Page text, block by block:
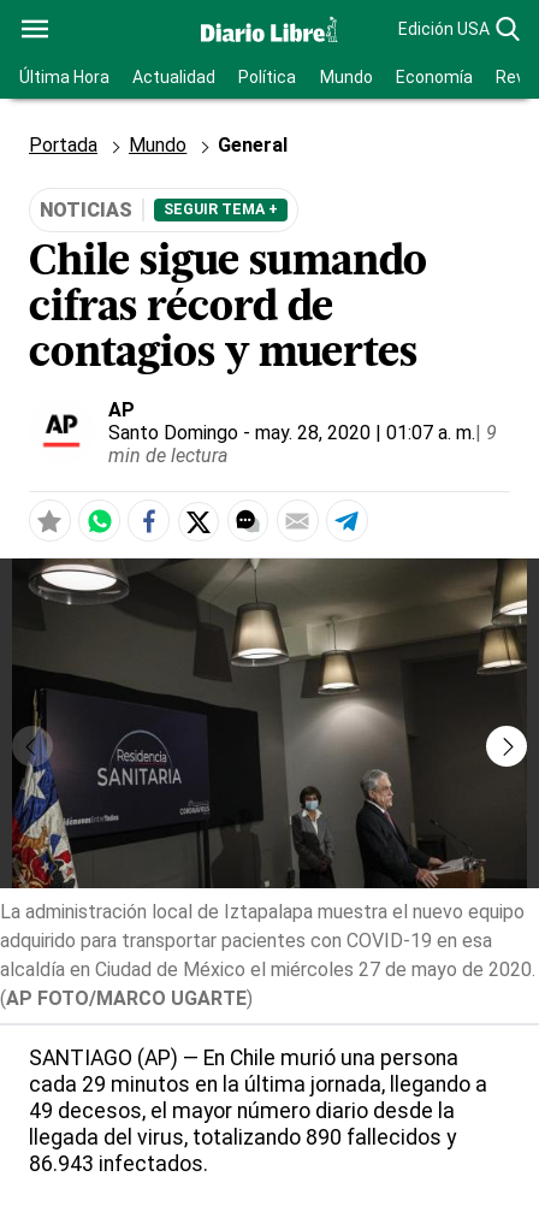
Edición USA
Última Hora Actualidad Política Mundo Economía
Portada Mundo General
NOTICIAS SEGUIR TEMA +
Chile sigue sumando
cifras récord de
contagios y muertes
AP
Santo Domingo - may. 28, 2020 | 01:07 a. m.| 9
min de lectura
La administración local de Iztapalapa muestra el nuevo equipo
adquirido para transportar pacientes con COVID-19 en esa
alcaldía en Ciudad de México el miércoles 27 de mayo de 2020.
(AP FOTO/MARCO UGARTE)
SANTIAGO (AP) — En Chile murió una persona
cada 29 minutos en la última jornada, llegando a
49 decesos, el mayor número diario desde la
llegada del virus, totalizando 890 fallecidos y
86.943 infectados.